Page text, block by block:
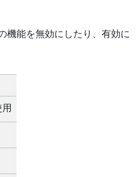
機能を無効にしたり、有効に